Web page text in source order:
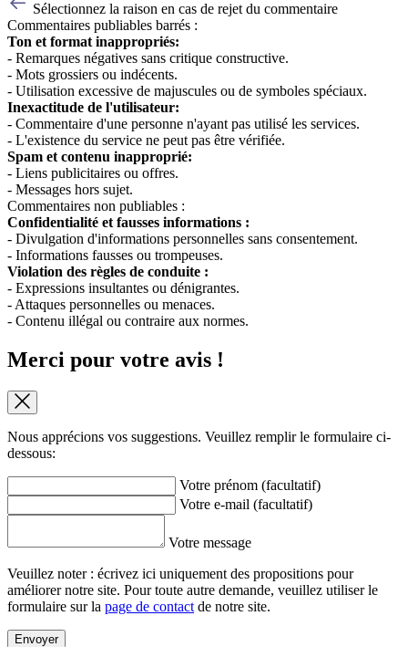
Sélectionnez la raison en cas de rejet du commentaire
Commentaires publiables barrés :
Ton et format inappropriés:
- Remarques négatives sans critique constructive.
- Mots grossiers ou indécents.
- Utilisation excessive de majuscules ou de symboles spéciaux.
Inexactitude de l'utilisateur:
- Commentaire d'une personne n'ayant pas utilisé les services.
- L'existence du service ne peut pas être vérifiée.
Spam et contenu inapproprié:
- Liens publicitaires ou offres.
- Messages hors sujet.
Commentaires non publiables :
Confidentialité et fausses informations :
- Divulgation d'informations personnelles sans consentement.
- Informations fausses ou trompeuses.
Violation des règles de conduite :
- Expressions insultantes ou dénigrantes.
- Attaques personnelles ou menaces.
- Contenu illégal ou contraire aux normes.
Merci pour votre avis !
Nous apprécions vos suggestions. Veuillez remplir le formulaire ci-
dessous:
Votre prénom (facultatif)
Votre e-mail (facultatif)
Votre message
Veuillez noter : écrivez ici uniquement des propositions pour
améliorer notre site. Pour toute autre demande, veuillez utiliser le
formulaire sur la page de contact de notre site.
Envoyer